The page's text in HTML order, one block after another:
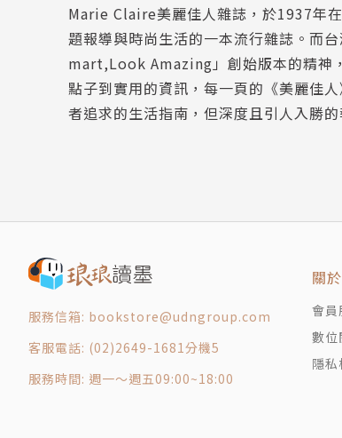
MC Style 廢美當道
Special Beauty Issue 自由的色彩，
Celebrity 在誠實與溫柔之間，范少勳
Spotlight 全球潮流熱報
Special Report 我的放飛宇宙
Loves People 每一個閃亮的下一秒，洪
Loves Culture 每月精選電影、戲劇、音
Fashion Well Opening
Fashion Well 感官拼貼
One Piece CELINE Soft Triomphe 的
Fashion Insider Louis Vuitton 與村上
Marie Claire美麗佳人雜誌，於1937年
題報導與時尚生活的一本流行雜誌。而
mart,Look Amazing」創始版本的精
點子到實用的資訊，每一頁的《美麗佳
者追求的生活指南，但深度且引人入勝
服務信箱: bookstore@udngroup.com
客服電話: (02)2649-1681分機5
服務時間: 週一～週五09:00~18:00
關
會員
數位
隱私